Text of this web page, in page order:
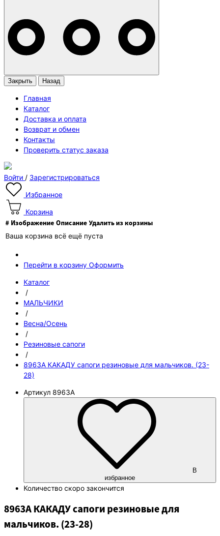
Закрыть Назад
Главная
Каталог
Доставка и оплата
Возврат и обмен
Контакты
Проверить статус заказа
Войти / Зарегистрироваться
Избранное
Корзина
# Изображение Описание Удалить из корзины
Ваша корзина всё ещё пуста
Перейти в корзину Оформить
Каталог
/
МАЛЬЧИКИ
/
Весна/Осень
/
Резиновые сапоги
/
8963A КАКАДУ сапоги резиновые для мальчиков. (23-
28)
Артикул 8963A
В
избранное
Количество скоро закончится
8963A КАКАДУ сапоги резиновые для
мальчиков. (23-28)